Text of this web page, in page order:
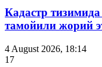
Кадастр
тамойили жорий
4 August 2026, 18:14
17